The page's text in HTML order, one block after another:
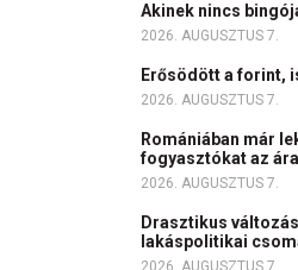
Akinek nincs
2026. AUGUSZTUS 7.
Erősödött a forint,
2026. AUGUSZTUS 7.
Romániában már
fogyasztókat az
2026. AUGUSZTUS 7.
Drasztikus
lakáspolitikai